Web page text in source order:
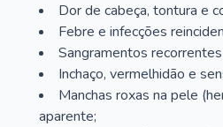
Dor de cabeça, tontura e
Febre e infecções
Sangramentos
Inchaço, vermelhidão e
Manchas roxas na pele
aparente;